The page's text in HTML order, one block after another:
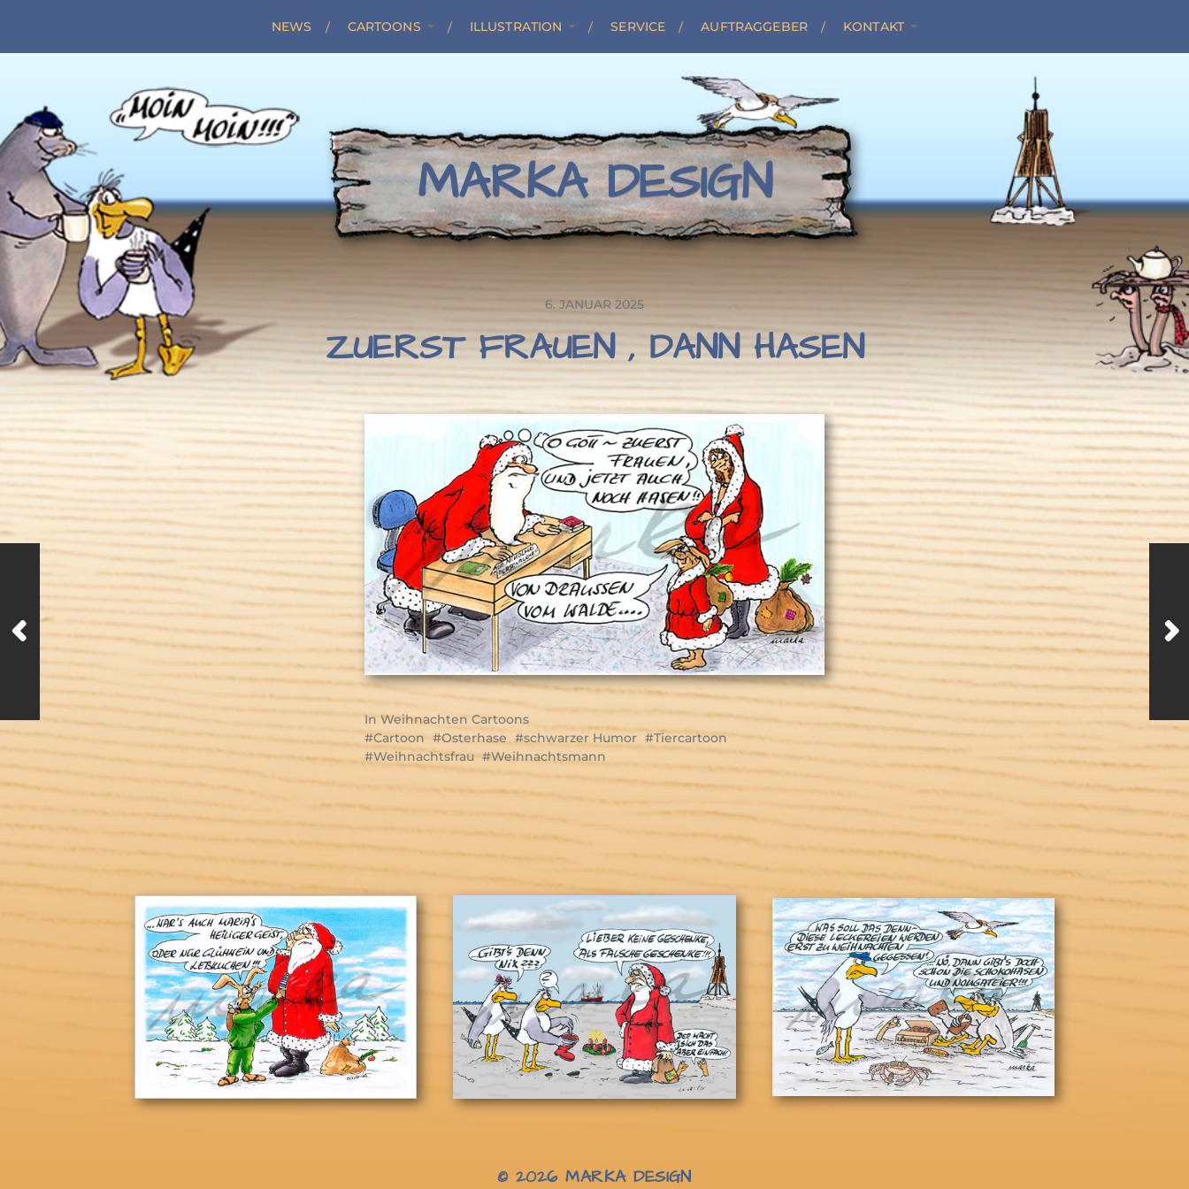
NEWS CARTOONS ILLUSTRATION SERVICE AUFTRAGGEBER KONTAKT
MARKA DESIGN
6. JANUAR 2025
ZUERST FRAUEN , DANN HASEN
In Weihnachten Cartoons
Cartoon
Osterhase schwarzer Humor
Tiercartoon
Weihnachtsfrau
Weihnachtsmann
© 2026MARKA DESIGN